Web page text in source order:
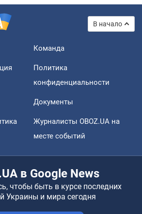
В начало
Команда
Политика
конфиденциальности
Документы
Журналисты OBOZ.UA на
месте событий
в Google News
чтобы быть в курсе последних
Украины и мира сегодня